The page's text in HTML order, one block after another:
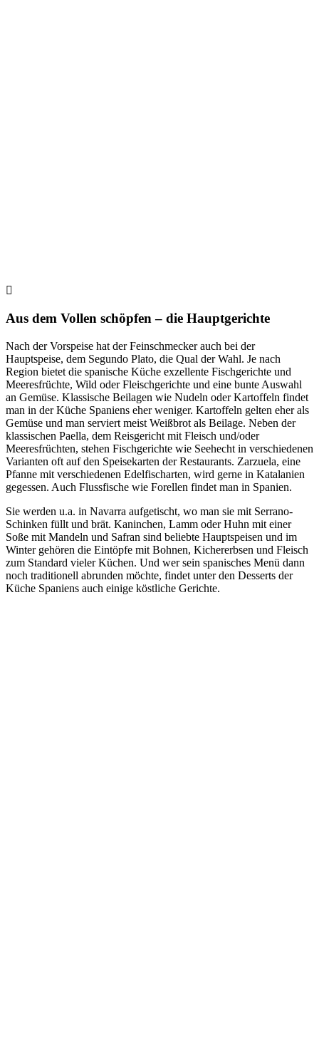
Aus dem Vollen schöpfen – die Hauptgerichte
Nach der Vorspeise hat der Feinschmecker auch bei der
Hauptspeise, dem Segundo Plato, die Qual der Wahl. Je nach
Region bietet die spanische Küche exzellente Fischgerichte und
Meeresfrüchte, Wild oder Fleischgerichte und eine bunte Auswahl
an Gemüse. Klassische Beilagen wie Nudeln oder Kartoffeln findet
man in der Küche Spaniens eher weniger. Kartoffeln gelten eher als
Gemüse und man serviert meist Weißbrot als Beilage. Neben der
klassischen Paella, dem Reisgericht mit Fleisch und/oder
Meeresfrüchten, stehen Fischgerichte wie Seehecht in verschiedenen
Varianten oft auf den Speisekarten der Restaurants. Zarzuela, eine
Pfanne mit verschiedenen Edelfischarten, wird gerne in Katalanien
gegessen. Auch Flussfische wie Forellen findet man in Spanien.
Sie werden u.a. in Navarra aufgetischt, wo man sie mit Serrano-
Schinken füllt und brät. Kaninchen, Lamm oder Huhn mit einer
Soße mit Mandeln und Safran sind beliebte Hauptspeisen und im
Winter gehören die Eintöpfe mit Bohnen, Kichererbsen und Fleisch
zum Standard vieler Küchen. Und wer sein spanisches Menü dann
noch traditionell abrunden möchte, findet unter den Desserts der
Küche Spaniens auch einige köstliche Gerichte.